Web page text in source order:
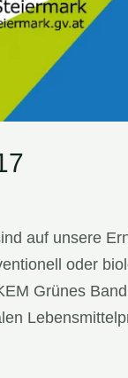
auf unsere
oder
Grünes